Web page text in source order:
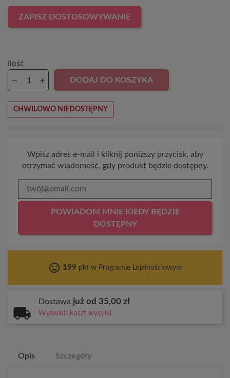
ZAPISZ DOSTOSOWYWANIE
Ilość
DODAJ DO KOSZYKA
CHWILOWO NIEDOSTĘPNY
Wpisz adres e-mail i kliknij poniższy przycisk, aby
otrzymać wiadomość, gdy produkt będzie dostępny.
POWIADOM MNIE KIEDY BĘDZIE
DOSTĘPNY
tag_faces 199 pkt w Programie Lojalnościowym
Dostawa już od 35,00 zł
Wyświetl koszt wysyłki
Opis Szczegóły